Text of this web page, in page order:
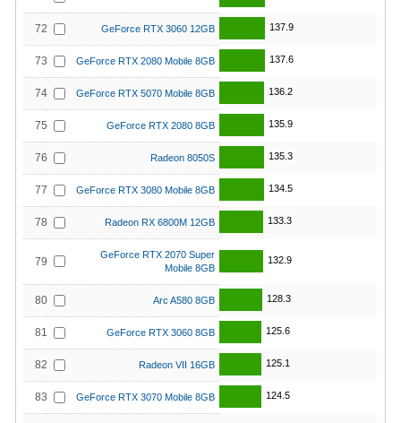
72 GeForce RTX 3060 12GB 137.9
73 GeForce RTX 2080 Mobile 8GB 137.6
74 GeForce RTX 5070 Mobile 8GB 136.2
75 GeForce RTX 2080 8GB 135.9
76 Radeon 8050S 135.3
77 GeForce RTX 3080 Mobile 8GB 134.5
78 Radeon RX 6800M 12GB 133.3
79
GeForce RTX 2070 Super
Mobile 8GB
132.9
80 Arc A580 8GB 128.3
81 GeForce RTX 3060 8GB 125.6
82 Radeon VII 16GB 125.1
83 GeForce RTX 3070 Mobile 8GB 124.5